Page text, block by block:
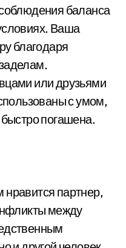
баланса
Ваша
благодаря
или друзьями
с умом,
погашена.
партнер,
между